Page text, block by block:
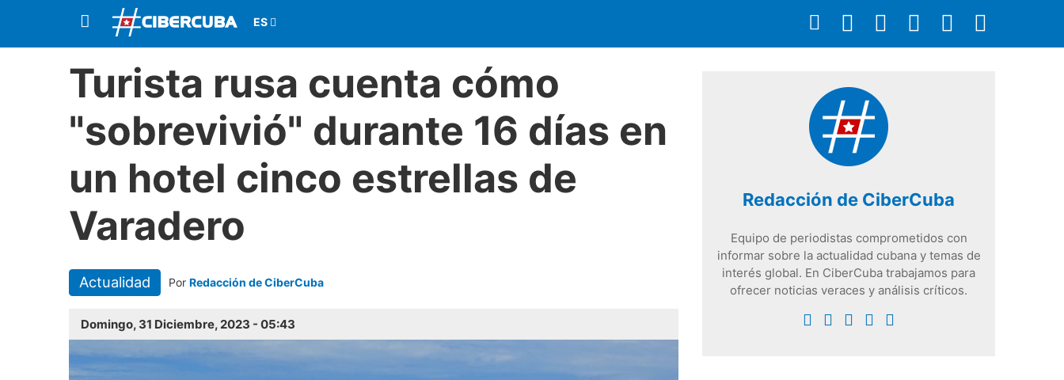
Turista rusa cuenta cómo
"sobrevivió" durante 16 días en
un hotel cinco estrellas de
Varadero
Actualidad Por Redacción de CiberCuba
Domingo, 31 Diciembre, 2023 - 05:43
Redacción de CiberCuba
Equipo de periodistas comprometidos con
informar sobre la actualidad cubana y temas de
interés global. En CiberCuba trabajamos para
ofrecer noticias veraces y análisis críticos.